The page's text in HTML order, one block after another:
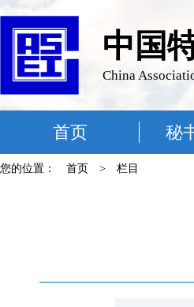
中国
China
首页 秘
您的位置： 首页 > 栏目